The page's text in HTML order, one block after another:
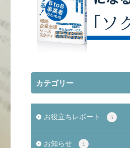
カテゴリー
お役立ちレポート 5
お知らせ 1